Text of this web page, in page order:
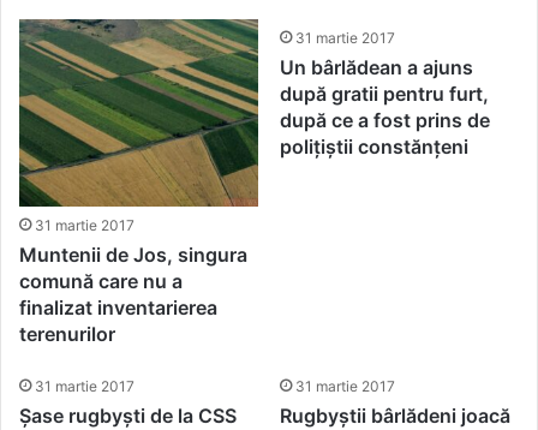
31 martie 2017
Muntenii de Jos, singura
comună care nu a
finalizat inventarierea
terenurilor
31 martie 2017
Un bârlădean a ajuns
după gratii pentru furt,
după ce a fost prins de
polițiștii constănțeni
31 martie 2017
Șase rugbyști de la CSS
31 martie 2017
Rugbyștii bârlădeni joacă